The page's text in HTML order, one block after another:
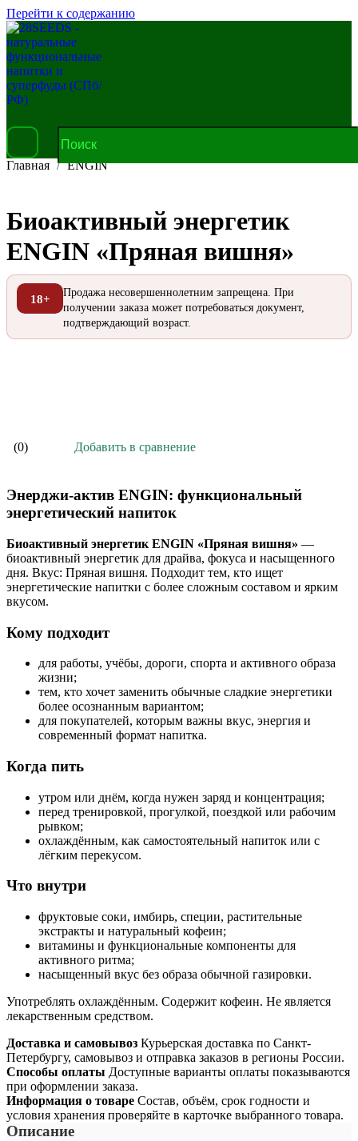
Перейти к содержанию
Главная ENGIN
Биоактивный энергетик
ENGIN «Пряная вишня»
18+
Продажа несовершеннолетним запрещена. При
получении заказа может потребоваться документ,
подтверждающий возраст.
(0) Добавить в сравнение
Энерджи-актив ENGIN: функциональный
энергетический напиток
Биоактивный энергетик ENGIN «Пряная вишня» —
биоактивный энергетик для драйва, фокуса и насыщенного
дня. Вкус: Пряная вишня. Подходит тем, кто ищет
энергетические напитки с более сложным составом и ярким
вкусом.
Кому подходит
для работы, учёбы, дороги, спорта и активного образа
жизни;
тем, кто хочет заменить обычные сладкие энергетики
более осознанным вариантом;
для покупателей, которым важны вкус, энергия и
современный формат напитка.
Когда пить
утром или днём, когда нужен заряд и концентрация;
перед тренировкой, прогулкой, поездкой или рабочим
рывком;
охлаждённым, как самостоятельный напиток или с
лёгким перекусом.
Что внутри
фруктовые соки, имбирь, специи, растительные
экстракты и натуральный кофеин;
витамины и функциональные компоненты для
активного ритма;
насыщенный вкус без образа обычной газировки.
Употреблять охлаждённым. Содержит кофеин. Не является
лекарственным средством.
Доставка и самовывоз Курьерская доставка по Санкт-
Петербургу, самовывоз и отправка заказов в регионы России.
Способы оплаты Доступные варианты оплаты показываются
при оформлении заказа.
Информация о товаре Состав, объём, срок годности и
условия хранения проверяйте в карточке выбранного товара.
Описание